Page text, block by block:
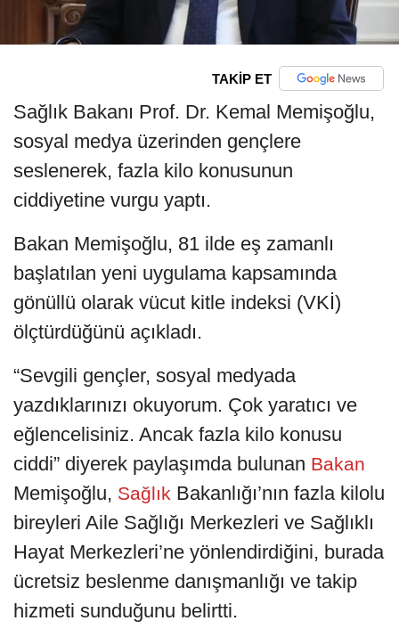
TAKİP ET
Sağlık Bakanı Prof. Dr. Kemal Memişoğlu,
sosyal medya üzerinden gençlere
seslenerek, fazla kilo konusunun
ciddiyetine vurgu yaptı.
Bakan Memişoğlu, 81 ilde eş zamanlı
başlatılan yeni uygulama kapsamında
gönüllü olarak vücut kitle indeksi (VKİ)
ölçtürdüğünü açıkladı.
“Sevgili gençler, sosyal medyada
yazdıklarınızı okuyorum. Çok yaratıcı ve
eğlencelisiniz. Ancak fazla kilo konusu
ciddi” diyerek paylaşımda bulunan Bakan
Memişoğlu, Sağlık Bakanlığı’nın fazla kilolu
bireyleri Aile Sağlığı Merkezleri ve Sağlıklı
Hayat Merkezleri’ne yönlendirdiğini, burada
ücretsiz beslenme danışmanlığı ve takip
hizmeti sunduğunu belirtti.